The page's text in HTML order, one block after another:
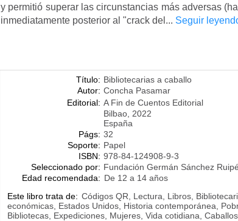
y permitió superar las circunstancias más adversas
inmediatamente posterior al "crack del... Seguir
Título: Bibliotecarias a caballo
Autor: Concha Pasamar
Editorial: A Fin de Cuentos Editorial
Bilbao, 2022
España
Págs: 32
Soporte: Papel
ISBN: 978-84-124908-9-3
Seleccionado por: Fundación Germán Sánchez
Edad recomendada: De 12 a 14 años
Este libro trata de: Códigos QR, Lectura, Libros,
económicas, Estados Unidos, Historia contemporánea,
Bibliotecas, Expediciones, Mujeres, Vida cotidiana,